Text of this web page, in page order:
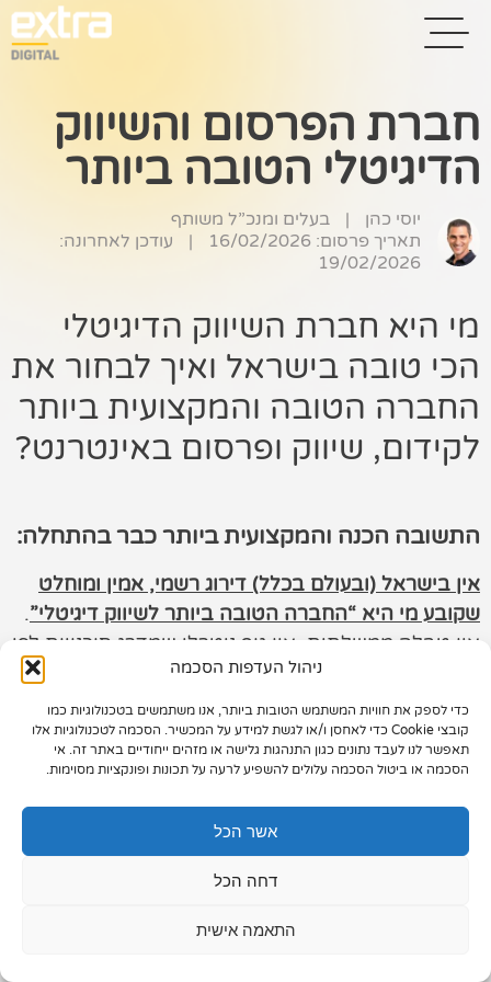
ניהול העדפות הסכמה
כדי לספק את חוויות המשתמש הטובות ביותר, אנו משתמשים בטכנולוגיות כמו
קובצי Cookie כדי לאחסן ו/או לגשת למידע על המכשיר. הסכמה לטכנולוגיות אלו
תאפשר לנו לעבד נתונים כגון התנהגות גלישה או מזהים ייחודיים באתר זה. אי
הסכמה או ביטול הסכמה עלולים להשפיע לרעה על תכונות ופונקציות מסוימות.
אשר הכל
דחה הכל
התאמה אישית
בית
בניית אתרים
קידום אתרים
פרסום בגוגל
רשתות חברתיות
שיווק לאתרי
סחר
תיק עבודות
צור קשר
073-7028000
הפלד 7, חולון
info@extra.co.il
חברת הפרסום והשיווק
הדיגיטלי הטובה ביותר
יוסי כהן |
בעלים ומנכ”ל משותף
תאריך פרסום: 16/02/2026
|
עודכן לאחרונה:
19/02/2026
מי היא חברת השיווק הדיגיטלי
הכי טובה בישראל ואיך לבחור את
החברה הטובה והמקצועית ביותר
לקידום, שיווק ופרסום באינטרנט?
התשובה הכנה והמקצועית ביותר כבר בהתחלה:
אין בישראל (ובעולם בכלל) דירוג רשמי, אמין ומוחלט
שקובע מי היא “החברה הטובה ביותר לשיווק דיגיטלי”.
אין טבלה ממשלתית, אין גוף ניטרלי שמדרג סוכנויות לפי
הצלחות אמיתיות, ואין מדד אחיד שמאפשר להשוות בין
עשרות או מאות חברות שונות.
אבל – וזה אבל גדול – כן קיימת דרך חכמה, מקצועית
ומבוססת נתונים לבחור חברה מעולה לשיווק דיגיטלי.
למעשה, מי שפועל נכון יכול להגיע לחברה שתהפוך
עבורו את הדיגיטל ממקור הוצאה למנוע צמיחה אמיתי.
הבחירה הנכונה תלויה בצרכים של העסק, בתקציב,
חברה איכותית תציע אסטרטגיה מבוססת נתונים,